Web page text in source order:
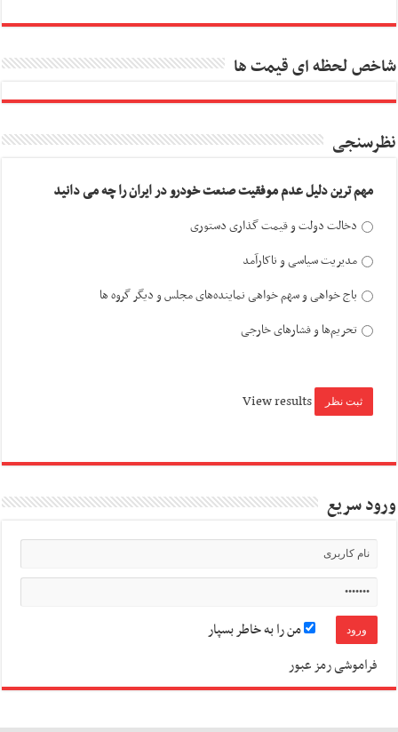
شاخص لحظه ای قیمت ها
نظرسنجی
مهم ترین دلیل عدم موفقیت صنعت خودرو در ایران را چه می دانید
دخالت دولت و قیمت گذاری دستوری
مدیریت سیاسی و ناکارآمد
باج خواهی و سهم خواهی نماینده‌های مجلس و دیگر گروه ها
تحریم‌ها و فشارهای خارجی
View results
ورود سریع
من را به خاطر بسپار
فراموشی رمز عبور